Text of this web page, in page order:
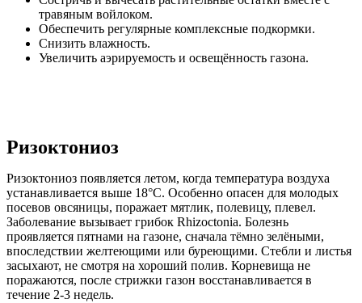
травяным войлоком.
Обеспечить регулярные комплексные подкормки.
Снизить влажность.
Увеличить аэрируемость и освещённость газона.
Ризоктониоз
Ризоктониоз появляется летом, когда температура воздуха
устанавливается выше 18°C. Особенно опасен для молодых
посевов овсяницы, поражает мятлик, полевицу, плевел.
Заболевание вызывает грибок Rhizoctonia. Болезнь
проявляется пятнами на газоне, сначала тёмно зелёными,
впоследствии желтеющими или буреющими. Стебли и листья
засыхают, не смотря на хороший полив. Корневища не
поражаются, после стрижки газон восстанавливается в
течение 2-3 недель.